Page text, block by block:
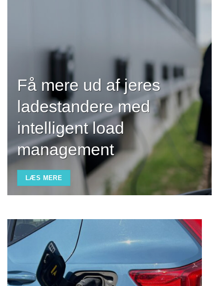
Få mere ud af jeres
ladestandere med
intelligent load
management
LÆS MERE